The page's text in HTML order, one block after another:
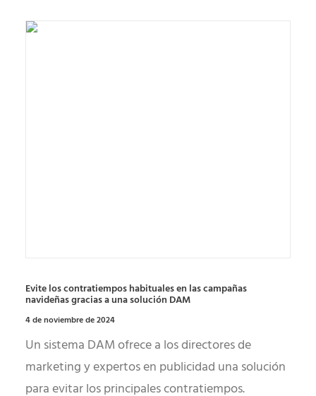
Evite los contratiempos habituales en las campañas
navideñas gracias a una solución DAM
4 de noviembre de 2024
Un sistema DAM ofrece a los directores de
marketing y expertos en publicidad una solución
para evitar los principales contratiempos.